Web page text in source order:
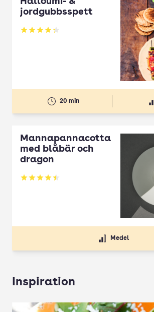
jordgubbsspett
Betyg: 4.3 av 5
20 min
Mannapannacotta
med blåbär och
dragon
Betyg: 4.5 av 5
Medel
Inspiration